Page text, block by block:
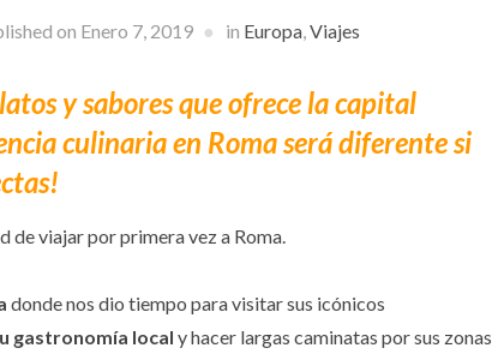
on Enero 7, 2019 in Europa,Viajes
y sabores que ofrece la capital
culinaria en Roma será diferente si
viajar por primera vez a Roma.
donde nos dio tiempo para visitar sus icónicos
gastronomía local y hacer largas caminatas por sus zonas